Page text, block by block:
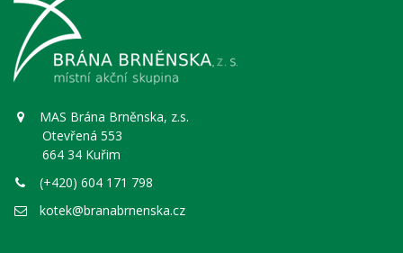
MAS Brána Brněnska, z.s.
Otevřená 553
664 34 Kuřim
(+420) 604 171 798
kotek@branabrnenska.cz